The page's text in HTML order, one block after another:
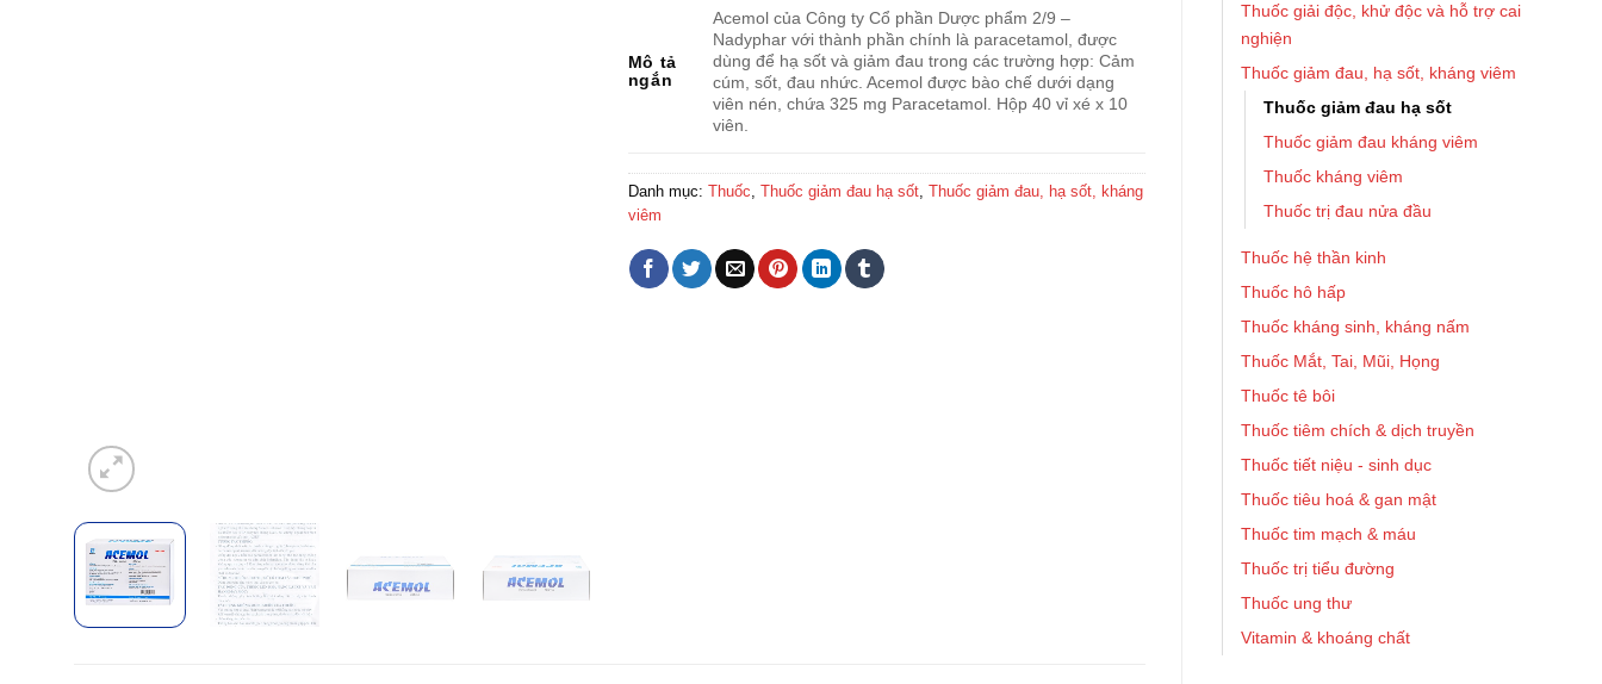
Thuốc giải độc, khử độc và hỗ trợ cai
nghiện
Thuốc giảm đau, hạ sốt, kháng viêm
Thuốc giảm đau hạ sốt
Thuốc giảm đau kháng viêm
Thuốc kháng viêm
Thuốc trị đau nửa đầu
Thuốc hệ thần kinh
Thuốc hô hấp
Thuốc kháng sinh, kháng nấm
Thuốc Mắt, Tai, Mũi, Họng
Thuốc tê bôi
Thuốc tiêm chích & dịch truyền
Thuốc tiết niệu - sinh dục
Thuốc tiêu hoá & gan mật
Thuốc tim mạch & máu
Thuốc trị tiểu đường
Thuốc ung thư
Vitamin & khoáng chất
Mô tả
ngắn
Acemol của Công ty Cổ phần Dược phẩm 2/9 –
Nadyphar với thành phần chính là paracetamol, được
dùng để hạ sốt và giảm đau trong các trường hợp: Cảm
cúm, sốt, đau nhức. Acemol được bào chế dưới dạng
viên nén, chứa 325 mg Paracetamol. Hộp 40 vỉ xé x 10
viên.
Danh mục: Thuốc, Thuốc giảm đau hạ sốt, Thuốc giảm đau, hạ sốt, kháng
viêm